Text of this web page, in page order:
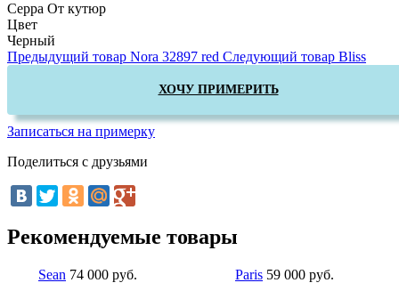
Серра От кутюр
Цвет
Черный
Предыдущий товар Nora 32897 red Следующий товар Bliss
ХОЧУ ПРИМЕРИТЬ
Записаться на примерку
Поделиться с друзьями
Рекомендуемые товары
Sean 74 000 руб. Paris 59 000 руб.